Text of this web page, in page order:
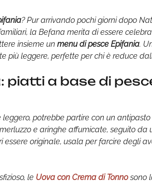
? Pur arrivando pochi giorni dopo
la Befana merita di essere
insieme un menu di pesce Epifania.
più leggere, perfette per chi è reduce
piatti a base di
leggero, potrebbe partire con un
e aringhe affumicate, seguito
essere originale, usala per farcire degli
le Uova con Crema di Tonnosono